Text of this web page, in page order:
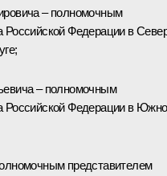
– полномочным
Российской Федерации в
– полномочным
Российской Федерации в
представителем